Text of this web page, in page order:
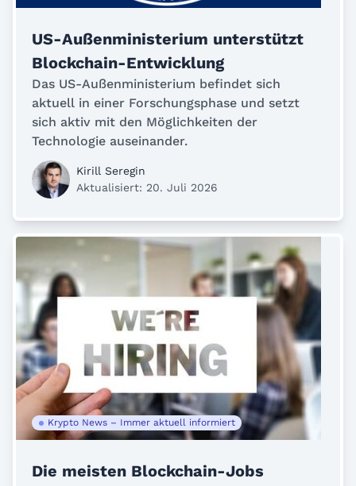
US-Außenministerium unterstützt
Blockchain-Entwicklung
Das US-Außenministerium befindet sich
aktuell in einer Forschungsphase und setzt
sich aktiv mit den Möglichkeiten der
Technologie auseinander.
Kirill Seregin
Aktualisiert: 20. Juli 2026
Krypto News – Immer aktuell informiert
Die meisten Blockchain-Jobs